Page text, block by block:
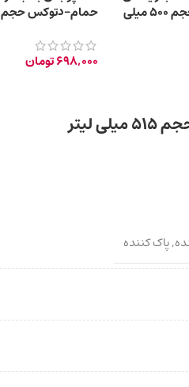
سیب و گل موگه حجم 500 میلی حمام-دتوکس حجم 515 میلی‌لیتر
698,000تومان
لیتر
,پاک کننده